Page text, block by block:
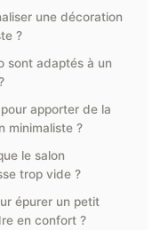
une décoration
?
sont adaptés à un
apporter de la
minimaliste ?
le salon
trop vide ?
épurer un petit
en confort ?